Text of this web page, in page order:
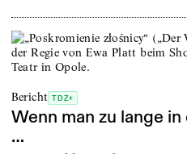
Bericht TDZ+
Wenn man zu lange
…